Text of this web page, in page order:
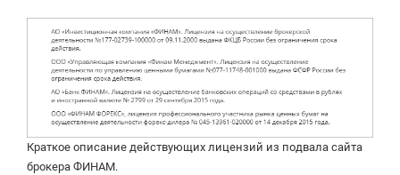
Краткое описание действующих лицензий из подвала сайта
брокера ФИНАМ.